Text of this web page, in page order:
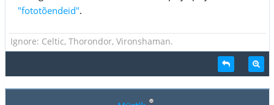
"fototõendeid".
Ignore: Celtic, Thorondor, Vironshaman.